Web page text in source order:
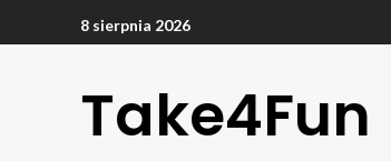
8 sierpnia 2026
Take4Fun